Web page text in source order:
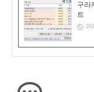
구라
트